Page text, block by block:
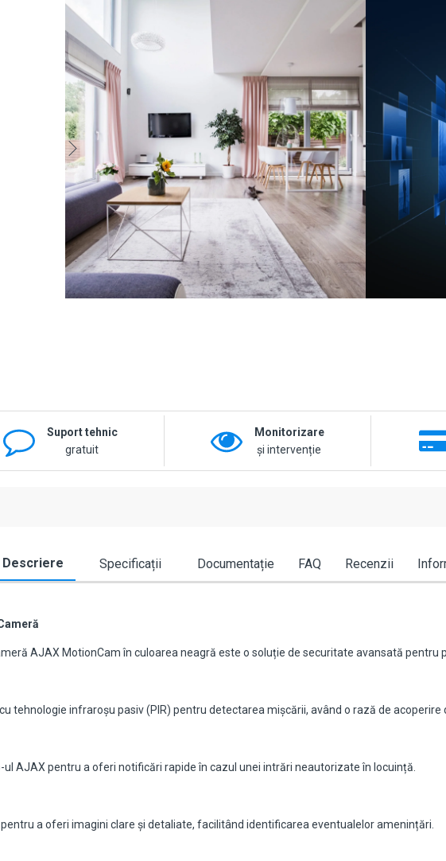
cameră AJAX MotionCam Negru
Detector de mișcare wireless PIR cu cameră
Tehnologie AJAX pentru securitate avansată
Funcție de capturare fotografii în timp real
Design elegant
Compatibil cu majoritatea centralelor de alarmă AJAX
Suport tehnic
gratuit
Monitorizare
și intervenție
Descriere Specificații Documentație FAQ Recenzii
AJAX MotionCam în culoarea neagră este o soluție de securitate avansată pentru
tehnologie infraroșu pasiv (PIR) pentru detectarea mișcării, având o rază de
AJAX pentru a oferi notificări rapide în cazul unei intrări neautorizate în locuință.
a oferi imagini clare și detaliate, facilitând identificarea eventualelor amenințări.